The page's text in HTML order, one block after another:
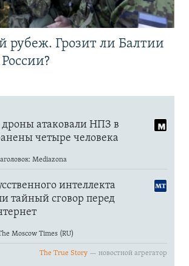
рубеж. Грозит ли Балтии